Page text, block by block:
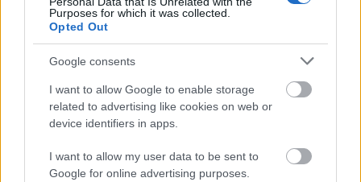
Purposes for which it was collected.
Opted Out
Google consents
I want to allow Google to enable storage
related to advertising like cookies on web or
device identifiers in apps.
I want to allow my user data to be sent to
Google for online advertising purposes.
Οι επόμενες ώρες
16:00 17:00 18:00